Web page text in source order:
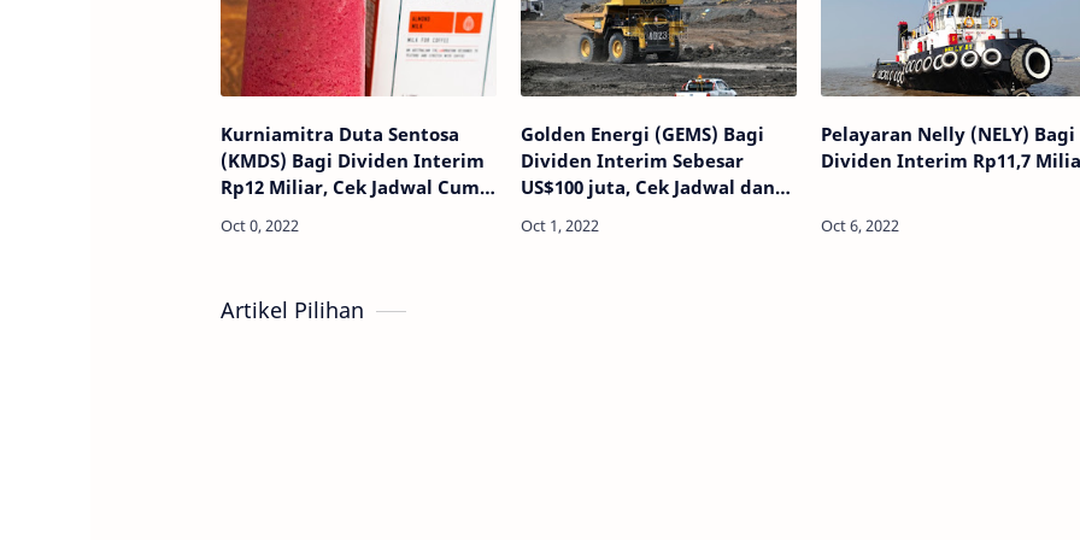
Kurniamitra Duta Sentosa
(KMDS) Bagi Dividen Interim
Rp12 Miliar, Cek Jadwal Cum
Golden Energi (GEMS) Bagi
Dividen Interim Sebesar
US$100 juta, Cek Jadwal dan
Pelayaran Nelly (NELY) Bagi
Dividen Interim Rp11,7
Artikel Pilihan